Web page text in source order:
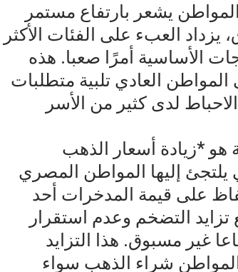
يشعر بارتفاع مستمر
يزداد العبء على الفئات الأكثر
الأساسية أمرًا صعبا. هذه
العادي تلبية متطلبات
لدى كثير من الأسر
هو *زيادة أسعار الذهب
يلتجئ إليها المواطن المصري
على قيمة المدخرات أحد
التضخم وعدم استقرار
غير مسبوق. هذا التزايد
شراء الذهب سواء